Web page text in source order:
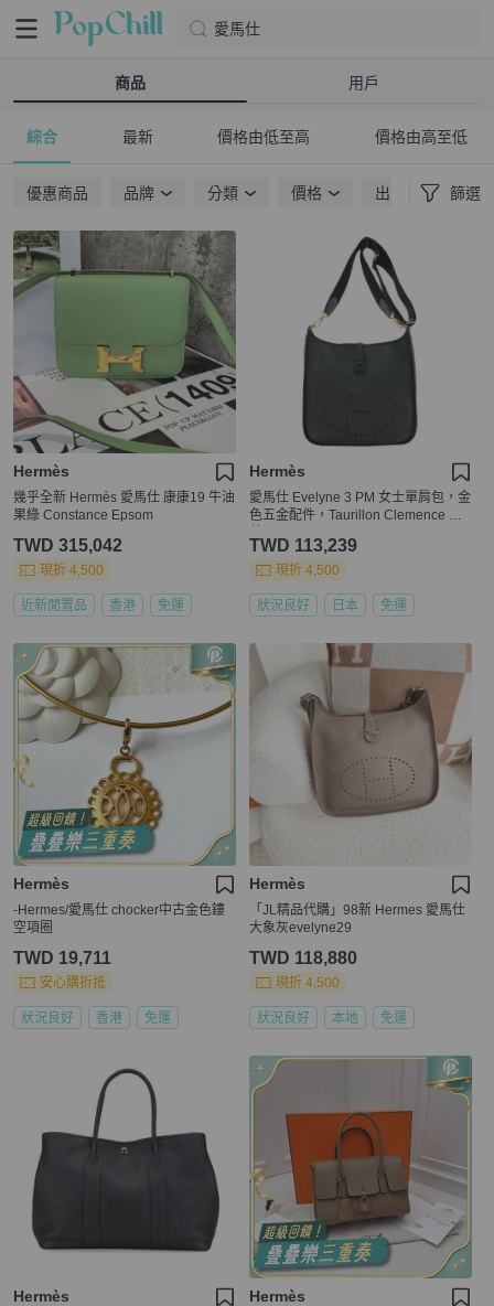
愛馬仕
商品 用戶
綜合 最新 價格由低至高 價格由高至低
優惠商品 品牌 分類 價格 出貨地點 篩選
Hermès
幾乎全新 Hermès 愛馬仕 康康19 牛油
果綠 Constance Epsom
TWD 315,042
現折 4,500
近新閒置品 香港 免運
Hermès
愛馬仕 Evelyne 3 PM 女士單肩包，金
色五金配件，Taurillon Clemence 皮
TWD 113,239
現折 4,500
狀況良好 日本 免運
Hermès
-Hermes/愛馬仕 chocker中古金色鏤
空項圈
TWD 19,711
安心購折抵
狀況良好 香港 免運
Hermès
「JL精品代購」98新 Hermes 愛馬仕
大象灰evelyne29
TWD 118,880
現折 4,500
狀況良好 本地 免運
Hermès Hermès